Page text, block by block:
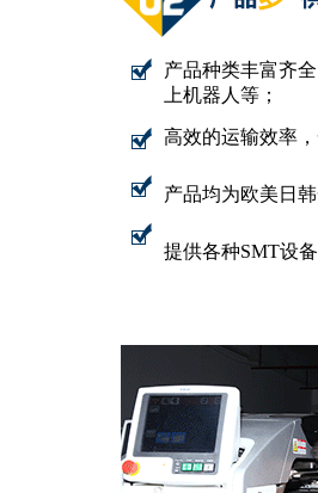
产品种类丰富齐
上机器人等；
高效的运输效率
产品均为欧美日
提供各种SMT设